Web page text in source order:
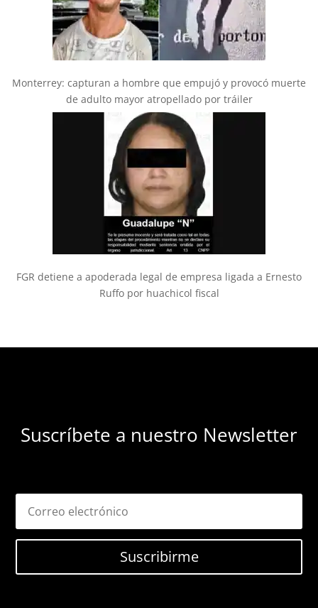
Monterrey: capturan a hombre que empujó y provocó muerte
de adulto mayor atropellado por tráiler
FGR detiene a apoderada legal de empresa ligada a Ernesto
Ruffo por huachicol fiscal
Suscríbete a nuestro Newsletter
Suscribirme